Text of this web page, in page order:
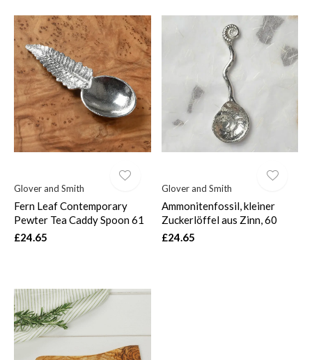
Glover and Smith
Fern Leaf Contemporary
Pewter Tea Caddy Spoon 61
£24.65
Glover and Smith
Ammonitenfossil, kleiner
Zuckerlöffel aus Zinn, 60
£24.65